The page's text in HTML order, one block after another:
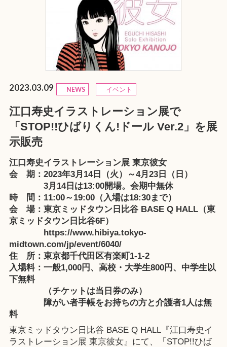
2023.03.09 NEWS イベント
江口寿史イラストレーション展で
「STOP!!ひばりくん!ドール Ver.2」を展
示販売
江口寿史イラストレーション展 東京彼女
会 期：2023年3月14日（火）～4月23日（日）
3月14日は13:00開場。会期中無休
時 間：11:00～19:00（入場は18:30まで）
会 場：東京ミッドタウン日比谷 BASE Q HALL（東
京ミッドタウン日比谷6F）
https://www.hibiya.tokyo-
midtown.com/jp/event/6040/
住 所：東京都千代田区有楽町1-1-2
入場料：一般1,000円、高校・大学生800円、中学生以
下無料
（チケットは当日券のみ）
障がい者手帳をお持ちの方と介護者1人は無
料
東京ミッドタウン日比谷 BASE Q HALL『江口寿史イ
ラストレーション展 東京彼女』にて、「STOP!!ひば